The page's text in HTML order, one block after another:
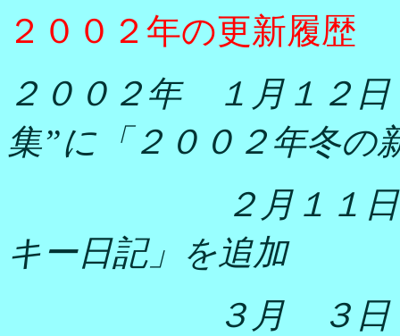
２００２年の更新履歴
２００２年 １月１２
集”に「２００２年冬の
２月１１日 ”遊
キー日記」を追加
３月 ３日